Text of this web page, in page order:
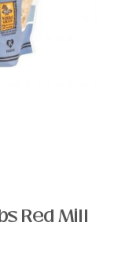
Red Mill